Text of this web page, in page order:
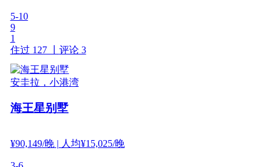
5-10
9
1
住过 127 丨 评论 3
安圭拉，小港湾
海王星别墅
¥90,149/晚| 人均¥15,025/晚